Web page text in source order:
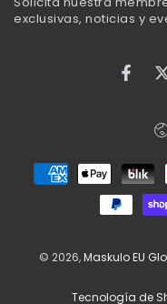
correo
exclusivas, noticias y
© 2026,Maskulo EU
Tecnología de
Métodos